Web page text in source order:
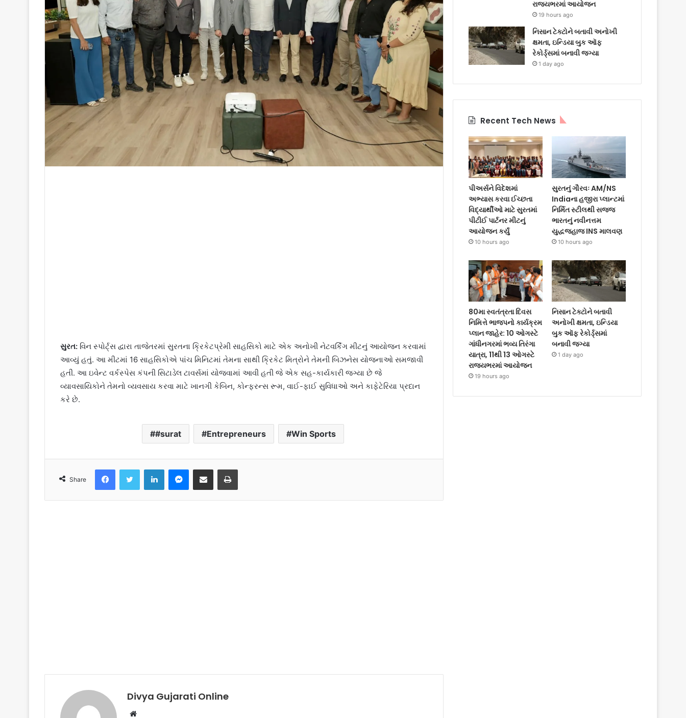
સુરત: વિન સ્પોર્ટ્સ દ્વારા તાજેતરમાં સુરતના ક્રિકેટપ્રેમી સાહસિકો માટે એક અનોખી નેટવર્કિંગ મીટનું આયોજન કરવામાં
આવ્યું હતું. આ મીટમાં 16 સાહસિકોએ પાંચ મિનિટમાં તેમના સાથી ક્રિકેટ મિત્રોને તેમની બિઝનેસ યોજનાઓ સમજાવી
હતી. આ ઇવેન્ટ વર્કસ્પેસ કંપની સિટાડેલ ટાવર્સમાં યોજવામાં આવી હતી જે એક સહ-કાર્યકારી જગ્યા છે જે
વ્યાવસાયિકોને તેમનો વ્યવસાય કરવા માટે ખાનગી કેબિન, કોન્ફરન્સ રૂમ, વાઈ-ફાઈ સુવિધાઓ અને કાફેટેરિયા પ્રદાન
કરે છે.
#surat Entrepreneurs Win Sports
Share
FacebookTwitter LinkedInMessenger
Share via Email Print
Divya Gujarati Online
Website
રાજ્યભરમાં આયોજન
19 hours ago
નિસાન ટેક્ટોને બતાવી અનોખી
ક્ષમતા, ઇન્ડિયા બુક ઑફ
રેકોર્ડ્સમાં બનાવી જગ્યા
1 day ago
Recent Tech News
પીઅર્સને વિદેશમાં
અભ્યાસ કરવા ઈચ્છતા
વિદ્યાર્થીઓ માટે સુરતમાં
પીટીઈ પાર્ટનર મીટનું
આયોજન કર્યું
10 hours ago
સુરતનું ગૌરવઃ AM/NS
Indiaના હજીરા પ્લાન્ટમાં
નિર્મિત સ્ટીલથી સજ્જ
ભારતનું નવીનત્તમ
યુદ્ધજહાજ INS માલવણ
10 hours ago
80મા સ્વતંત્રતા દિવસ
નિમિત્તે ભાજપનો કાર્યક્રમ
પ્લાન જાહેર: 10 ઓગસ્ટે
ગાંધીનગરમાં ભવ્ય તિરંગા
યાત્રા, 11થી 13 ઓગસ્ટે
રાજ્યભરમાં આયોજન
19 hours ago
નિસાન ટેક્ટોને બતાવી
અનોખી ક્ષમતા, ઇન્ડિયા
બુક ઑફ રેકોર્ડ્સમાં
બનાવી જગ્યા
1 day ago